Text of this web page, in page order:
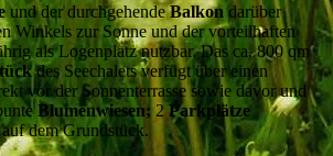
und der durchgehendeBalkon darüber
Winkels zur Sonne und der vorteilhaften
als Logenplatz nutzbar. Das ca. 800 qm
des Seechalets verfügt über einen
vor der Sonnenterrasse sowie davor und
Blumenwiesen; 2Parkplätze
dem Grundstück.